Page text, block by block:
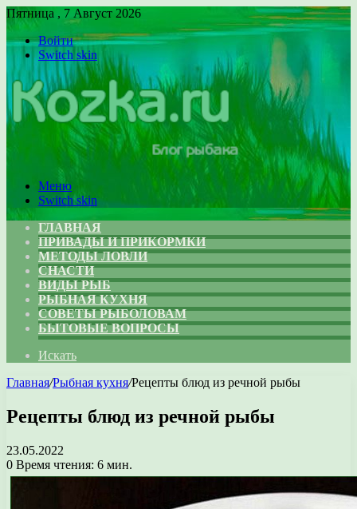
Пятница , 7 Август 2026
Войти
Switch skin
Меню
Switch skin
ГЛАВНАЯ
ПРИВАДЫ И ПРИКОРМКИ
МЕТОДЫ ЛОВЛИ
СНАСТИ
ВИДЫ РЫБ
РЫБНАЯ КУХНЯ
СОВЕТЫ РЫБОЛОВАМ
БЫТОВЫЕ ВОПРОСЫ
Искать
Главная/Рыбная кухня/Рецепты блюд из речной рыбы
Рецепты блюд из речной рыбы
23.05.2022
0 Время чтения: 6 мин.